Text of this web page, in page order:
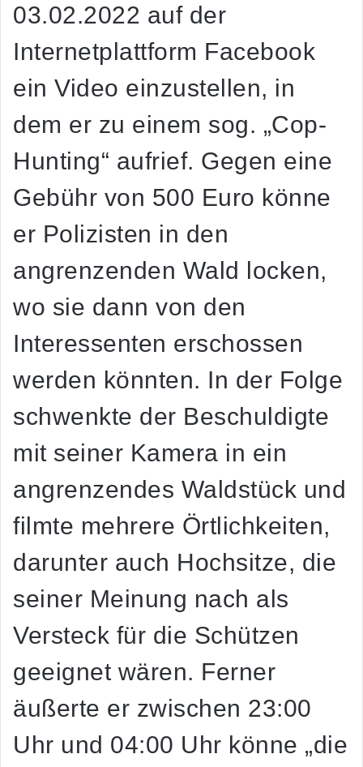
03.02.2022 auf der
Internetplattform Facebook
ein Video einzustellen, in
dem er zu einem sog. „Cop-
Hunting“ aufrief. Gegen eine
Gebühr von 500 Euro könne
er Polizisten in den
angrenzenden Wald locken,
wo sie dann von den
Interessenten erschossen
werden könnten. In der Folge
schwenkte der Beschuldigte
mit seiner Kamera in ein
angrenzendes Waldstück und
filmte mehrere Örtlichkeiten,
darunter auch Hochsitze, die
seiner Meinung nach als
Versteck für die Schützen
geeignet wären. Ferner
äußerte er zwischen 23:00
Uhr und 04:00 Uhr könne „die